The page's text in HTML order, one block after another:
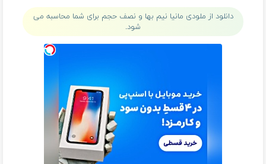
دانلود از ملودی مانیا نیم بها و نصف حجم برای شما محاسبه می
شود.